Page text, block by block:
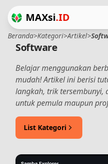
MAXsi.ID
Beranda>Kategori>Artikel>
Software
Belajar menggunakan
mudah! Artikel ini berisi
langkah, trik tersembunyi,
untuk pemula maupun
List Kategori